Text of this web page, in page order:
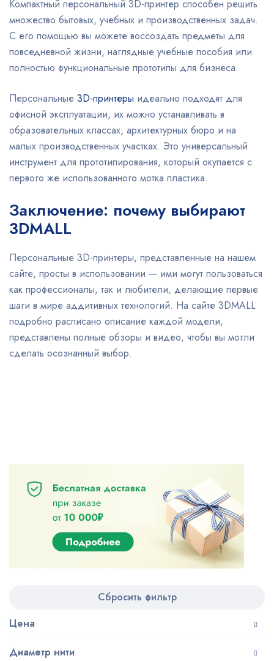
Сбросить фильтр
Цена
Диаметр нити
Компактный персональный 3D-принтер способен решить
множество бытовых, учебных и производственных задач.
С его помощью вы можете воссоздать предметы для
повседневной жизни, наглядные учебные пособия или
полностью функциональные прототипы для бизнеса.
Персональные 3D-принтеры идеально подходят для
офисной эксплуатации, их можно устанавливать в
образовательных классах, архитектурных бюро и на
малых производственных участках. Это универсальный
инструмент для прототипирования, который окупается с
первого же использованного мотка пластика.
Заключение: почему выбирают
3DMALL
Персональные 3D-принтеры, представленные на нашем
сайте, просты в использовании — ими могут пользоваться
как профессионалы, так и любители, делающие первые
шаги в мире аддитивных технологий. На сайте 3DMALL
подробно расписано описание каждой модели,
представлены полные обзоры и видео, чтобы вы могли
сделать осознанный выбор.